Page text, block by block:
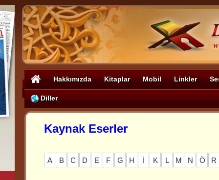
Hakkımızda Kitaplar Mobil Linkler
Diller
Kaynak Eserler
A B C D E F G H İ K L M N Ö R